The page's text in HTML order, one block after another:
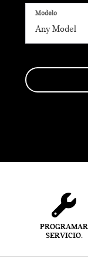
Modelo
PROGRAMAR
SERVICIO.